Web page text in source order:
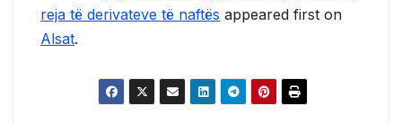
reja të derivateve të naftës appeared first on
Alsat.